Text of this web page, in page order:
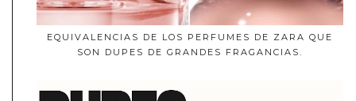
EQUIVALENCIAS DE LOS PERFUMES DE ZARA QUE
SON DUPES DE GRANDES FRAGANCIAS.